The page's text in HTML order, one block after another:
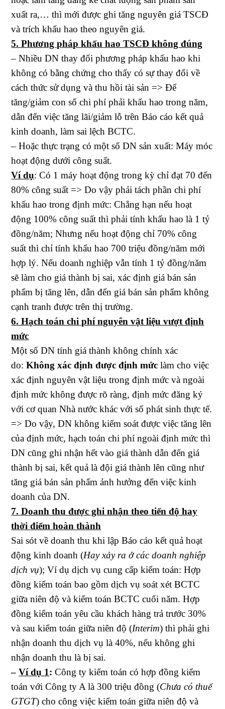
xuất ra,… thì mới được ghi tăng nguyên giá TSCĐ
và trích khấu hao theo nguyên giá.
5. Phương pháp khấu hao TSCĐ không đúng
– Nhiều DN thay đổi phương pháp khấu hao khi
không có bằng chứng cho thấy có sự thay đổi về
cách thức sử dụng và thu hồi tài sản => Để
tăng/giảm con số chi phí phải khấu hao trong năm,
dẫn đến việc tăng lãi/giảm lỗ trên Báo cáo kết quả
kinh doanh, làm sai lệch BCTC.
– Hoặc thực trạng có một số DN sản xuất: Máy móc
hoạt động dưới công suất.
Ví dụ: Có 1 máy hoạt động trong kỳ chỉ đạt 70 đến
80% công suất => Do vậy phải tách phần chi phí
khấu hao trong định mức: Chẳng hạn nếu hoạt
động 100% công suất thì phải tính khấu hao là 1 tỷ
đồng/năm; Nhưng nếu hoạt động chỉ 70% công
suất thì chỉ tính khấu hao 700 triệu đồng/năm mới
hợp lý. Nếu doanh nghiệp vẫn tính 1 tỷ đồng/năm
sẽ làm cho giá thành bị sai, xác định giá bán sản
phẩm bị tăng lên, dẫn đến giá bán sản phẩm không
cạnh tranh được trên thị trường.
6. Hạch toán chi phí nguyên vật liệu vượt định
mức
Một số DN tính giá thành không chính xác
do:Không xác định được định mức làm cho việc
xác định nguyên vật liệu trong định mức và ngoài
định mức không được rõ ràng, định mức đăng ký
với cơ quan Nhà nước khác với số phát sinh thực tế.
=> Do vậy, DN không kiểm soát được việc tăng lên
của định mức, hạch toán chi phí ngoài định mức thì
DN cũng ghi nhận hết vào giá thành dẫn đến giá
thành bị sai, kết quả là đội giá thành lên cũng như
tăng giá bán sản phẩm ảnh hưởng đến việc kinh
doanh của DN.
7. Doanh thu được ghi nhận theo tiến độ hay
thời điểm hoàn thành
Sai sót về doanh thu khi lập Báo cáo kết quả hoạt
động kinh doanh (Hay xảy ra ở các doanh nghiệp
dịch vụ); Ví dụ dịch vụ cung cấp kiểm toán: Hợp
đồng kiểm toán bao gồm dịch vụ soát xét BCTC
giữa niên độ và kiểm toán BCTC cuối năm. Hợp
đồng kiểm toán yêu cầu khách hàng trả trước 30%
và sau kiểm toán giữa niên độ (Interim) thì phải ghi
nhận doanh thu dịch vụ là 40%, nếu không ghi
nhận doanh thu là bị sai.
–Ví dụ 1: Công ty kiểm toán có hợp đồng kiểm
toán với Công ty A là 300 triệu đồng (Chưa có thuế
GTGT) cho công việc kiểm toán giữa niên độ và